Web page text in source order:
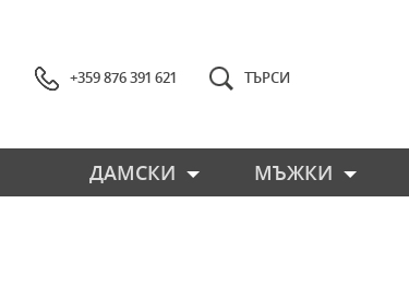
+359 876 391 621 ТЪРСИ
ДАМСКИ МЪЖКИ